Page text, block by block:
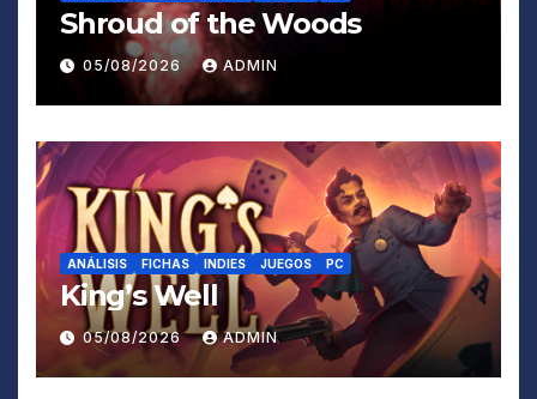
Shroud of the Woods
05/08/2026 ADMIN
ANÁLISIS FICHAS INDIES JUEGOS PC
King’s Well
05/08/2026 ADMIN